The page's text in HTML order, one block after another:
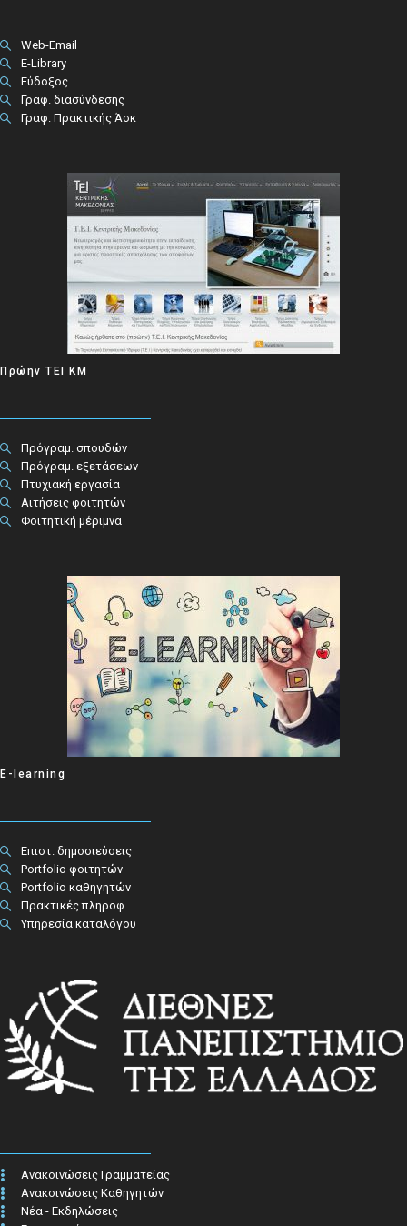
Web-Email
E-Library
Εύδοξος
Γραφ. διασύνδεσης
Γραφ. Πρακτικής Άσκ
Πρώην ΤΕΙ ΚΜ
Πρόγραμ. σπουδών
Πρόγραμ. εξετάσεων
Πτυχιακή εργασία
Αιτήσεις φοιτητών
Φοιτητική μέριμνα
E-learning
Επιστ. δημοσιεύσεις
Portfolio φοιτητών
Portfolio καθηγητών
Πρακτικές πληροφ.​
Υπηρεσία καταλόγου
Ανακοινώσεις Γραμματείας
Ανακοινώσεις Καθηγητών
Νέα - Εκδηλώσεις